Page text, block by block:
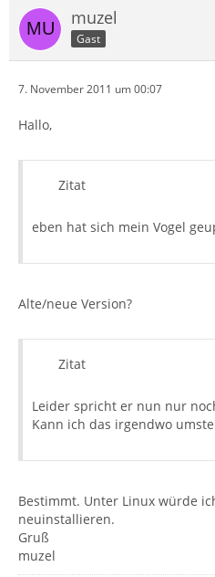
muzel
Gast
7. November 2011 um 00:07
Hallo,
Zitat
eben hat sich mein Vogel
Alte/neue Version?
Zitat
Leider spricht er nun nur
Kann ich das irgendwo
Bestimmt. Unter Linux würde
neuinstallieren.
Gruß
muzel